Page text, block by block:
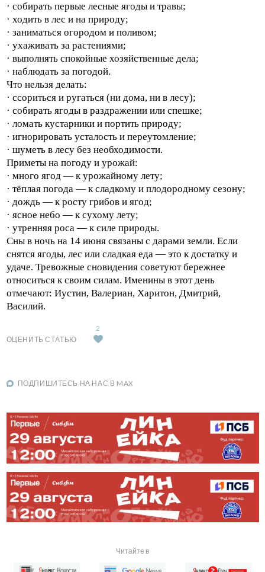
· собирать первые лесные ягоды и травы;
· ходить в лес и на природу;
· заниматься огородом и поливом;
· ухаживать за растениями;
· выполнять спокойные хозяйственные дела;
· наблюдать за погодой.
Что нельзя делать:
· ссориться и ругаться (ни дома, ни в лесу);
· собирать ягоды в раздражении или спешке;
· ломать кустарники и портить природу;
· игнорировать усталость и переутомление;
· шуметь в лесу без необходимости.
Приметы на погоду и урожай:
· много ягод — к урожайному лету;
· тёплая погода — к сладкому и плодородному сезону;
· дождь — к росту грибов и ягод;
· ясное небо — к сухому лету;
· утренняя роса — к силе природы.
Сны в ночь на 14 июня связаны с дарами земли. Если
снятся ягоды, лес или сладкая еда — это к достатку и
удаче. Тревожные сновидения советуют бережнее
относиться к своим силам. Именины в этот день
отмечают: Иустин, Валериан, Харитон, Дмитрий,
Василий.
ОЦЕНИТЬ СТАТЬЮ
2
ПОДПИШИТЕСЬ НА НАС В MAX
Читайте в